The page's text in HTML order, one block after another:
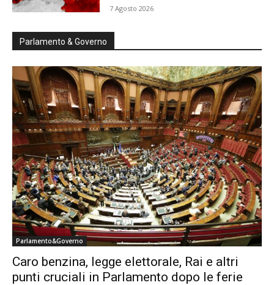
7 Agosto 2026
Parlamento & Governo
Parlamento&Governo
Caro benzina, legge elettorale, Rai e altri
punti cruciali in Parlamento dopo le ferie